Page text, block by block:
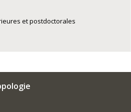
et postdoctorales